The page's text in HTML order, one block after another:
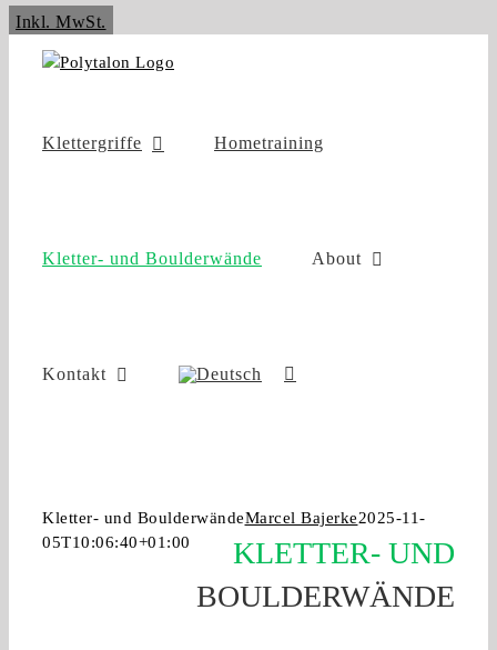
Inkl. MwSt.
springen
Klettergriffe Hometraining
Kletter- und Boulderwände About
Kontakt
Kletter- und BoulderwändeMarcel Bajerke2025-11-
05T10:06:40+01:00
KLETTER- UND
BOULDERWÄNDE